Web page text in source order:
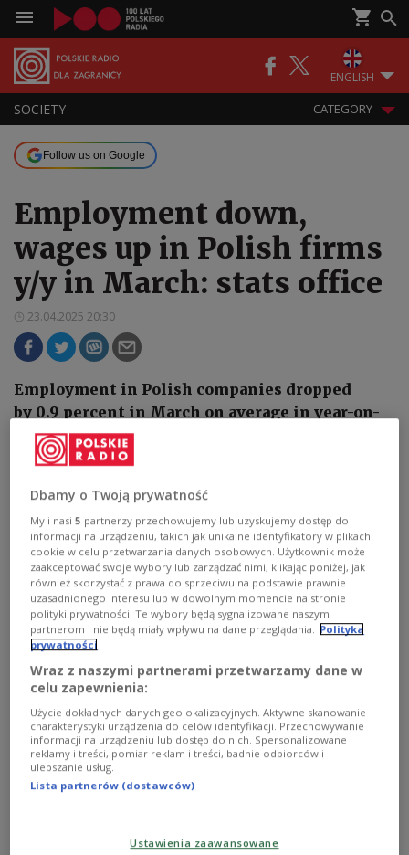
ENGLISH
SOCIETY CATEGORY
Follow us on Google
Employment down,
wages up in Polish firms
y/y in March: stats office
23.04.2025 20:30
Employment in Polish companies dropped
by 0.9 percent in March on average in year-on-
year terms, the country’s statistics office has
reported.
Pixabay License Image by Nattanan Kanchanaprat from Pixabay
Meanwhile, average wages in Poland's corporate
sector increased by 7.7percent in March
Dbamy o Twoją prywatność
My i nasi5 partnerzy przechowujemy lub uzyskujemy dostęp do
informacji na urządzeniu, takich jak unikalne identyfikatory w plikach
cookie w celu przetwarzania danych osobowych. Użytkownik może
zaakceptować swoje wybory lub zarządzać nimi, klikając poniżej, jak
również skorzystać z prawa do sprzeciwu na podstawie prawnie
uzasadnionego interesu lub w dowolnym momencie na stronie
polityki prywatności. Te wybory będą sygnalizowane naszym
partnerom i nie będą miały wpływu na dane przeglądania. Polityka
prywatności
Wraz z naszymi partnerami przetwarzamy dane w
celu zapewnienia:
Użycie dokładnych danych geolokalizacyjnych. Aktywne skanowanie
charakterystyki urządzenia do celów identyfikacji. Przechowywanie
informacji na urządzeniu lub dostęp do nich. Spersonalizowane
reklamy i treści, pomiar reklam i treści, badnie odbiorców i
ulepszanie usług.
Lista partnerów (dostawców)
Ustawienia zaawansowane